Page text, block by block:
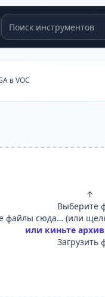
Поиск инструментов
в VOC
↑
Выберите
файлы сюда… (или
или киньте
Загрузить